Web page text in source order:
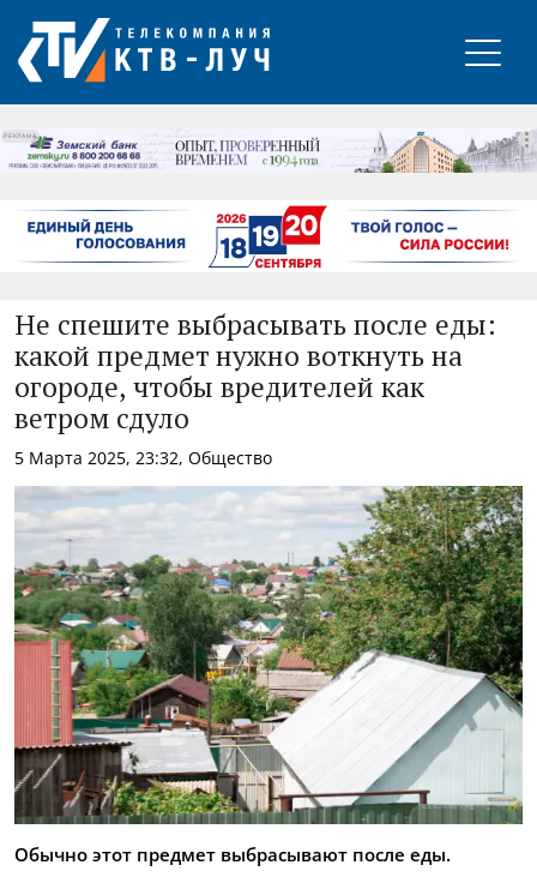
РЕКЛАМА
Не спешите выбрасывать после еды:
какой предмет нужно воткнуть на
огороде, чтобы вредителей как
ветром сдуло
5 Марта 2025, 23:32, Общество
Обычно этот предмет выбрасывают после еды.